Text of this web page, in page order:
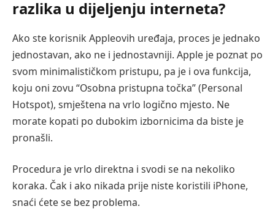
razlika u dijeljenju interneta?
Ako ste korisnik Appleovih uređaja, proces je jednako
jednostavan, ako ne i jednostavniji. Apple je poznat po
svom minimalističkom pristupu, pa je i ova funkcija,
koju oni zovu “Osobna pristupna točka” (Personal
Hotspot), smještena na vrlo logično mjesto. Ne
morate kopati po dubokim izbornicima da biste je
pronašli.
Procedura je vrlo direktna i svodi se na nekoliko
koraka. Čak i ako nikada prije niste koristili iPhone,
snaći ćete se bez problema.